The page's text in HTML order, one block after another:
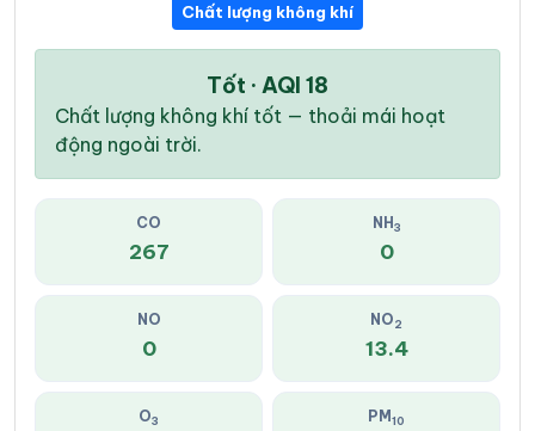
Chất lượng không khí
Tốt · AQI 18
Chất lượng không khí tốt — thoải mái hoạt
động ngoài trời.
CO
267
NH 3
0
NO
0
NO2
13.4
O3 PM 10